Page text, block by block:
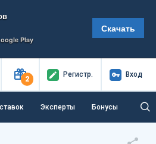
Play
Скачать
2
Регистр. Вход
Эксперты Бонусы